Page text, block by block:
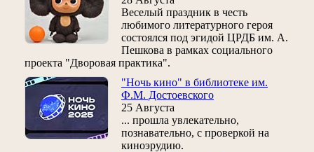
Веселый праздник в честь
любимого литературного героя
состоялся под эгидой ЦРДБ им. А.
Пешкова в рамках социального
проекта "Дворовая практика".
"Ночь кино" в библиотеке им.
Ф.М. Достоевского
25 Августа
... прошла увлекательно,
познавательно, с проверкой на
киноэрудию.